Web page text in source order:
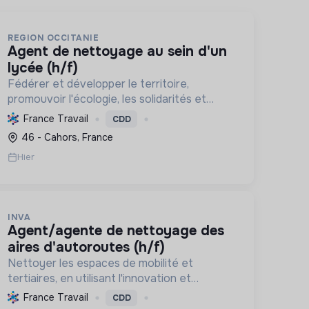
REGION OCCITANIE
agent de nettoyage au sein d'un
lycée (h/f)
Fédérer et développer le territoire,
promouvoir l'écologie, les solidarités et
l'emploi durable, tout en valorisant la culture
et le patrimoine.
France Travail CDD
46 - Cahors, France
Hier
INVA
agent/agente de nettoyage des
aires d'autoroutes (h/f)
Nettoyer les espaces de mobilité et
tertiaires, en utilisant l'innovation et
l'autonomie. L'entreprise s'engage
France Travail CDD